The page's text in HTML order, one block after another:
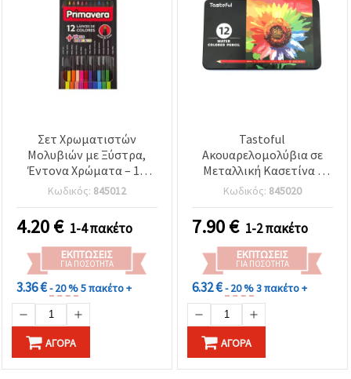
Σετ Χρωματιστών
Μολυβιών με Ξύστρα,
Έντονα Χρώματα – 12
Ζωηρά Χρώματα
Κωδικός: 845012
4.20€ 1-4 πακέτο
ΕΚΠΤΏΣΕΙΣ
ΓΙΑ ΠΟΣΌΤΗΤΑ
3.36 €- 20 %5 πακέτο +
ΑΓΟΡΆ
Tastoful
Ακουαρελομολύβια σε
Μεταλλική Κασετίνα -
Σετ 12 Χρωμάτων
Κωδικός: 845020
7.90€ 1-2 πακέτο
ΕΚΠΤΏΣΕΙΣ
ΓΙΑ ΠΟΣΌΤΗΤΑ
6.32 €- 20 %3 πακέτο +
ΑΓΟΡΆ